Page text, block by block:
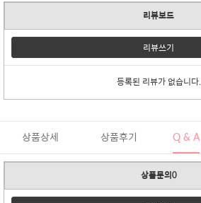
리뷰보드
리뷰쓰기
등록된 리뷰가 없습니다.
상품상세 상품후기 Q & A
상품문의0